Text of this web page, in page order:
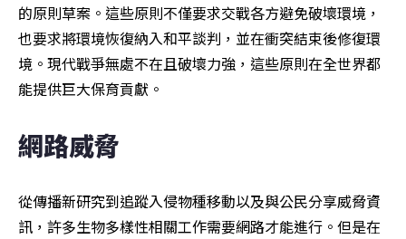
的原則草案。這些原則不僅要求交戰各方避免破壞環境，
也要求將環境恢復納入和平談判，並在衝突結束後修復環
境。現代戰爭無處不在且破壞力強，這些原則在全世界都
能提供巨大保育貢獻。
網路威脅
從傳播新研究到追蹤入侵物種移動以及與公民分享威脅資
訊，許多生物多樣性相關工作需要網路才能進行。但是在